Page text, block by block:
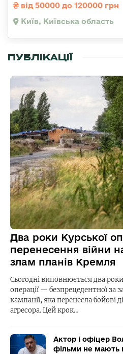
від 50000 до 120000 грн
Київ, Київська область
ПУБЛІКАЦІЇ
Два роки Курської
перенесення війни
злам планів Кремля
Сьогодні виповнюється два
операції — безпрецедентної за
кампанії, яка перенесла бойові
агресора. Цей крок…
Актор і офіцер
фільми не мають